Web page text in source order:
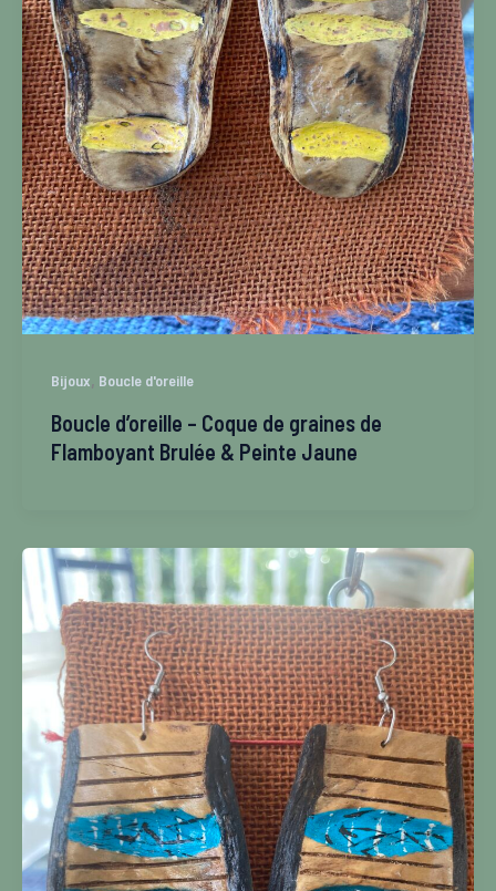
Bijoux Boucle d'oreille
Boucle d’oreille – Coque de graines de
Flamboyant Brulée & Peinte Jaune